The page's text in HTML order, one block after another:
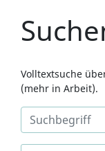
Volltextsuche
(mehr in Arbeit).